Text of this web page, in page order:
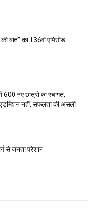
बात” का 136वां एपिसोड
नए छात्रों का स्वागत,
नहीं, सफलता की असली
से जनता परेशान